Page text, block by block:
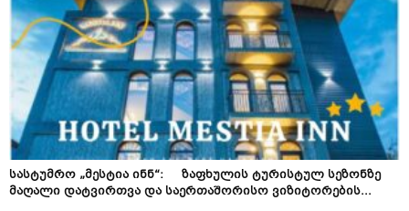
სასტუმრო „მესტია ინნ“: ზაფხულის ტურისტულ სეზონზე
მაღალი დატვირთვა და საერთაშორისო ვიზიტორების...